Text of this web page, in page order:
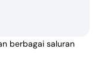
berbagai saluran